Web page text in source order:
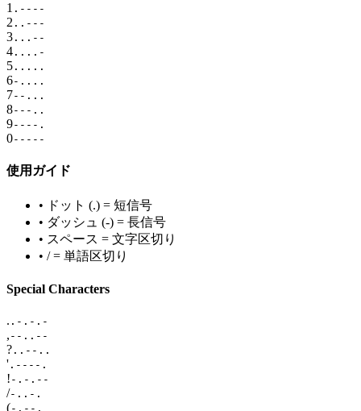
1 .----
2 ..---
3 ...--
4 ....-
5 .....
6-....
7--...
8---..
9----.
0-----
使用ガイド
• ドット (.) = 短信号
• ダッシュ (-) = 長信号
• スペース = 文字区切り
• / = 単語区切り
Special Characters
. .-.-.-
, --..--
? ..--..
' .----.
! -.-.--
/-..-.
(-.--.